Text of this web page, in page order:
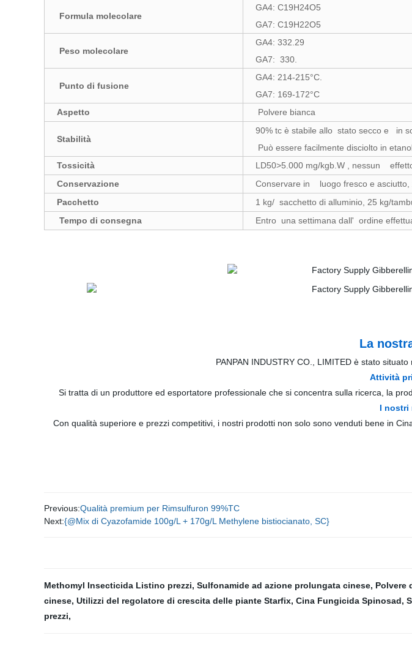
Formula molecolare
GA4: C19H24O5
GA7: C19H22O5
Peso molecolare
GA4: 332.29
GA7: 330.
Punto di fusione
GA4: 214-215°C.
GA7: 169-172°C
Aspetto
Polvere bianca
Stabilità
90% tc è stabile allo stato secco e in
Può essere facilmente disciolto in
Tossicità
LD50>5.000 mg/kgb.W , nessun
Conservazione
Conservare in luogo fresco e asciutto,
Pacchetto
1 kg/ sacchetto di alluminio, 25 kg/
Tempo di consegna
Entro una settimana dall' ordine
La
PANPAN INDUSTRY CO., LIMITED è stato
Attività
Si tratta di un produttore ed esportatore professionale che si concentra sulla ricerca, la
I nostri
Con qualità superiore e prezzi competitivi, i nostri prodotti non solo sono venduti bene in
Previous:Qualità premium per Rimsulfuron 99%TC
Next:{@Mix di Cyazofamide 100g/L + 170g/L Methylene bistiocianato, SC}
Methomyl Insecticida Listino prezzi, Sulfonamide ad azione prolungata cinese, Polvere
cinese, Utilizzi del regolatore di crescita delle piante Starfix, Cina Fungicida Spinosad,
prezzi,